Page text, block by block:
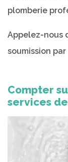
plomberie
Appelez-nous
soumission
Compter
services